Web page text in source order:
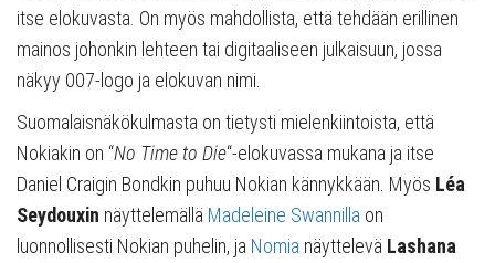
itse elokuvasta. On myös mahdollista, että tehdään erillinen
mainos johonkin lehteen tai digitaaliseen julkaisuun, jossa
näkyy 007-logo ja elokuvan nimi.
Suomalaisnäkökulmasta on tietysti mielenkiintoista, että
Nokiakin on “No Time to Die“-elokuvassa mukana ja itse
Daniel Craigin Bondkin puhuu Nokian kännykkään. Myös Léa
Seydouxin näyttelemällä Madeleine Swannilla on
luonnollisesti Nokian puhelin, ja Nomia näyttelevä Lashana